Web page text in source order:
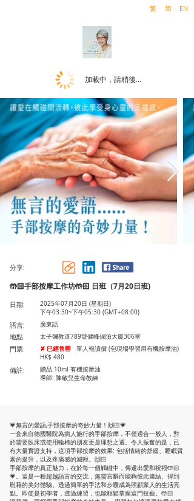
繁 简 EN
加載中，請稍後...
分享:
🤲🏻手部按摩工作坊🤲🏻 日班（7月20日班)
日期:
2025年07月20日 (星期日)
下午03:30~下午05:30 (GMT+08:00)
語言: 廣東話
地點: 太子彌敦道789號健峰保險大廈306室
門票: ✘ 已經售罄
單人報讀價 (包現場學習用有機按摩油)
HK$ 480
備註:
贈品:10ml 有機按摩油
導師: 陳敏兒生命教練
💗無言的愛語,手部按摩的奇妙力量！🙌🏻💗
一套來自德國醫院為病人施行的手部按摩，不僅適合一般人，對
於需要臥床或使用輪椅的朋友更是理想之選。令人振奮的是，已
有大量實證支持，這項手部按摩的效果: 包括情緒的舒緩、睡眠質
素的提升，以及疼痛感的減輕。🙌🏻
手部按摩的真正魅力，在於每一個觸碰中，傳遞出愛和祝福🤲🏻
💗。這是一種超越語言的交流，無需言辭而能夠彼此連結、得到
慰藉的美好體驗。透過簡單的手法和步驟成為照顧家人的生活亮
點。即使是初學者，透過練習，也能輕鬆掌握這門技藝。🤲🏻